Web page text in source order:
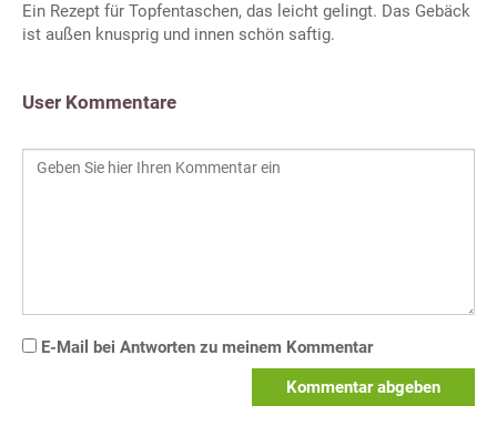
Ein Rezept für Topfentaschen, das leicht gelingt. Das Gebäck
ist außen knusprig und innen schön saftig.
User Kommentare
E-Mail bei Antworten zu meinem Kommentar
Kommentar abgeben